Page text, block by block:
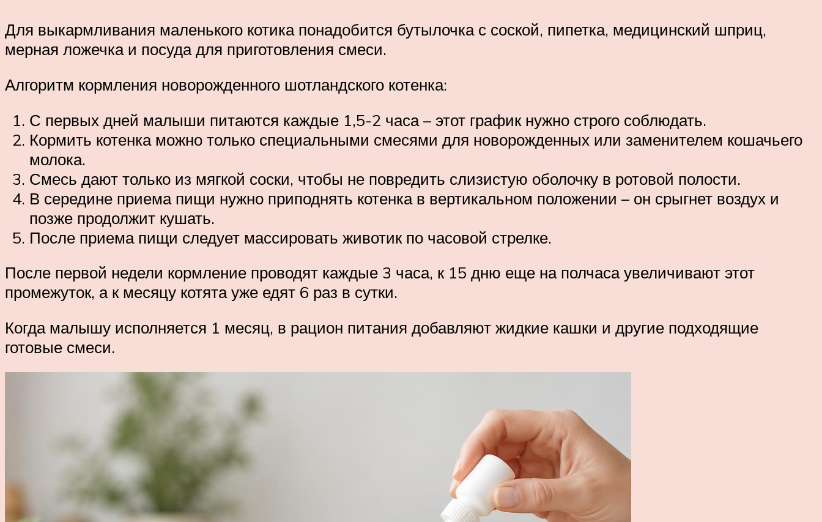
Для выкармливания маленького котика понадобится бутылочка с соской, пипетка, медицинский шприц,
мерная ложечка и посуда для приготовления смеси.
Алгоритм кормления новорожденного шотландского котенка:
С первых дней малыши питаются каждые 1,5-2 часа – этот график нужно строго соблюдать.
Кормить котенка можно только специальными смесями для новорожденных или заменителем кошачьего
молока.
Смесь дают только из мягкой соски, чтобы не повредить слизистую оболочку в ротовой полости.
В середине приема пищи нужно приподнять котенка в вертикальном положении – он срыгнет воздух и
позже продолжит кушать.
После приема пищи следует массировать животик по часовой стрелке.
После первой недели кормление проводят каждые 3 часа, к 15 дню еще на полчаса увеличивают этот
промежуток, а к месяцу котята уже едят 6 раз в сутки.
Когда малышу исполняется 1 месяц, в рацион питания добавляют жидкие кашки и другие подходящие
готовые смеси.